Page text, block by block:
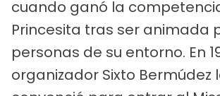
cuando ganó la
Princesita tras ser animada
personas de su entorno. En
organizador Sixto Bermúdez